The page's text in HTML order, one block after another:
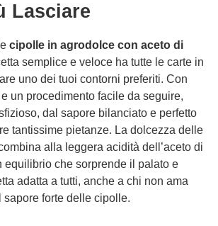
Lasciare
cipolle in agrodolce con aceto di
semplice e veloce ha tutte le carte in
uno dei tuoi contorni preferiti. Con
un procedimento facile da seguire,
dal sapore bilanciato e perfetto
tantissime pietanze. La dolcezza delle
alla leggera acidità dell’aceto di
equilibrio che sorprende il palato e
adatta a tutti, anche a chi non ama
sapore forte delle cipolle.